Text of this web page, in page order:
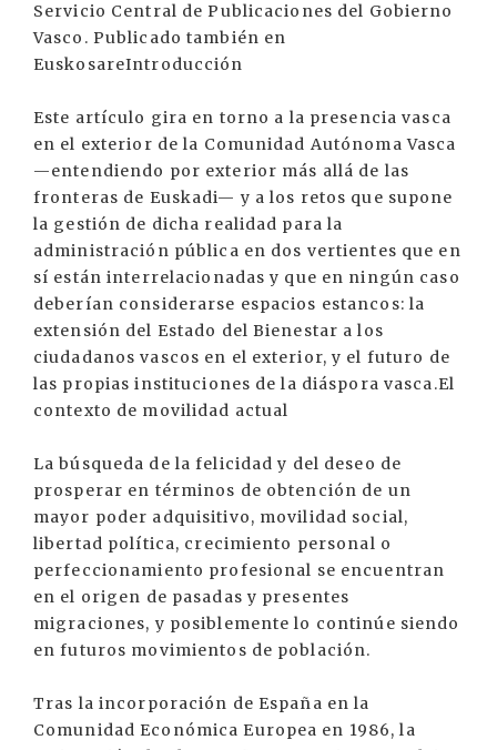
Servicio Central de Publicaciones del Gobierno
Vasco. Publicado también en
EuskosareIntroducción
Este artículo gira en torno a la presencia vasca
en el exterior de la Comunidad Autónoma Vasca
—entendiendo por exterior más allá de las
fronteras de Euskadi— y a los retos que supone
la gestión de dicha realidad para la
administración pública en dos vertientes que en
sí están interrelacionadas y que en ningún caso
deberían considerarse espacios estancos: la
extensión del Estado del Bienestar a los
ciudadanos vascos en el exterior, y el futuro de
las propias instituciones de la diáspora vasca.El
contexto de movilidad actual
La búsqueda de la felicidad y del deseo de
prosperar en términos de obtención de un
mayor poder adquisitivo, movilidad social,
libertad política, crecimiento personal o
perfeccionamiento profesional se encuentran
en el origen de pasadas y presentes
migraciones, y posiblemente lo continúe siendo
en futuros movimientos de población.
Tras la incorporación de España en la
Comunidad Económica Europea en 1986, la